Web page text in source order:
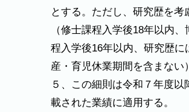
とする。ただし、研究歴を考
（修士課程入学後18年以内、
程入学後16年以内、研究歴に
産・育児休業期間を含まない
５、この細則は令和７年度以
載された業績に適用する。